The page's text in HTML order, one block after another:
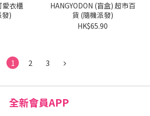
愛衣櫃
發)
HANGYODON (盲盒) 超市百
貨 (隨機派發)
HK$65.90
1 2 3
全新會員APP